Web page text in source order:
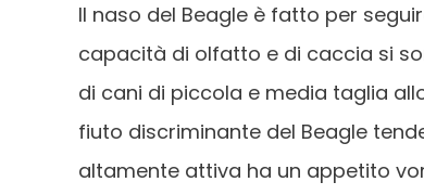
Il naso del Beagle è fatto per
capacità di olfatto e di caccia si
di cani di piccola e media taglia
fiuto discriminante del Beagle
altamente attiva ha un appetito